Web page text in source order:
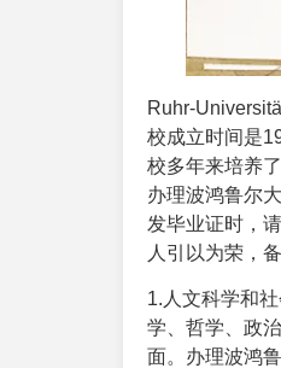
Ruhr-
校成立时间是
校多年来培养
办理波鸿鲁尔
发毕业证时，
人引以为荣，
1.人文科学和
学、哲学、政
面。办理波鸿